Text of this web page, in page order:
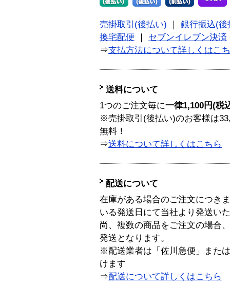
売掛取引(後払い)
銀行振込(後
換宅配便
セブンイレブン決済
⇒支払方法について詳しくはこ
送料について
1つのご注文毎に一律1,100円(税
※売掛取引(後払い)のお客様は
無料！
⇒送料について詳しくはこちら
配送について
在庫がある場合のご注文につき
いる発送日にて当社より発送い
尚、複数の商品をご注文の場合
発送となります。
※配送業者は「佐川急便」また
けます
⇒配送について詳しくはこちら